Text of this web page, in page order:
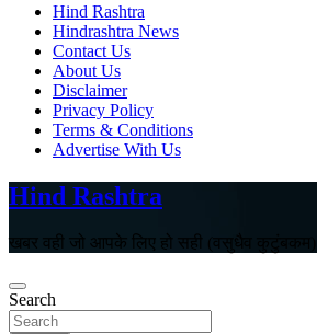
Hind Rashtra
Hindrashtra News
Contact Us
About Us
Disclaimer
Privacy Policy
Terms & Conditions
Advertise With Us
Hind Rashtra
खबर वही जो आपके लिए हो सही (वसुधैव कुटुंबकम)
Search